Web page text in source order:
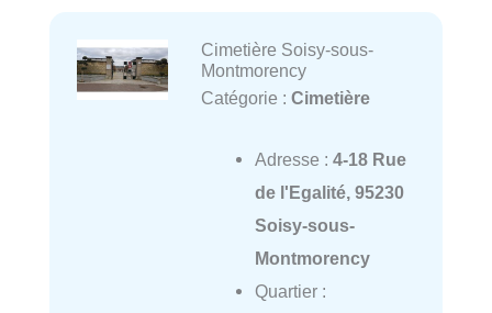
Cimetière Soisy-sous-
Montmorency
Catégorie : Cimetière
Adresse : 4-18 Rue
de l'Egalité, 95230
Soisy-sous-
Montmorency
Quartier :